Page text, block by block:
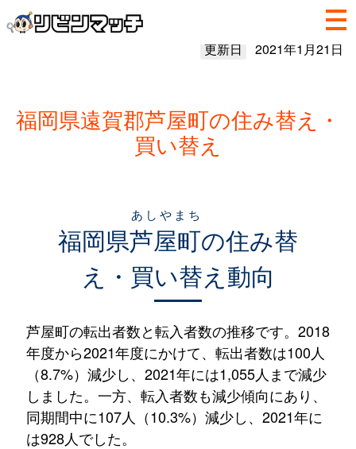
更新日 2021年1月21日
福岡県遠賀郡芦屋町の住み替え・
買い替え
福岡県芦屋町
あしやまち
の住み替
え・買い替え動向
芦屋町の転出者数と転入者数の推移です。2018
年度から2021年度にかけて、転出者数は100人
（8.7%）減少し、2021年には1,055人まで減少
しました。一方、転入者数も減少傾向にあり、
同期間中に107人（10.3%）減少し、2021年に
は928人でした。